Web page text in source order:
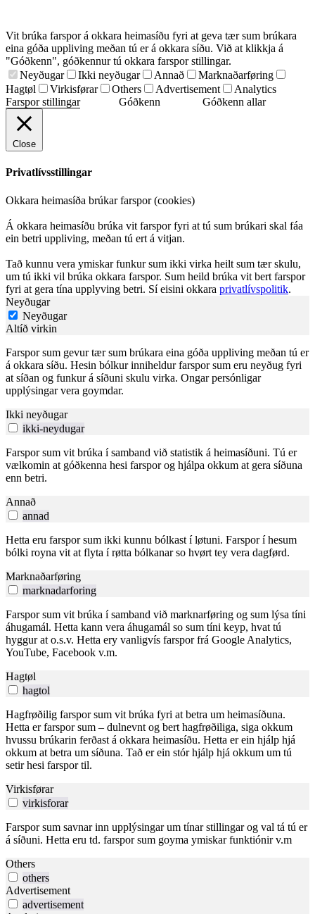
Vit brúka farspor á okkara heimasíðu fyri at geva tær sum brúkara
eina góða uppliving meðan tú er á okkara síðu. Við at klikkja á
"Góðkenn", góðkennur tú okkara farspor stillingar.
Neyðugar
Ikki neyðugar Annað
Marknaðarføring
Hagtøl
Virkisførar Others Advertisement
Analytics
Farspor stillingar
Góðkenn Góðkenn allar
Close
Privatlívsstillingar
Okkara heimasíða brúkar farspor (cookies)
Á okkara heimasíðu brúka vit farspor fyri at tú sum brúkari skal fáa
ein betri uppliving, meðan tú ert á vitjan.
Tað kunnu vera ymiskar funkur sum ikki virka heilt sum tær skulu,
um tú ikki vil brúka okkara farspor. Sum heild brúka vit bert farspor
fyri at gera tína upplyving betri. Sí eisini okkara privatlívspolitik.
Neyðugar
Neyðugar
Altíð virkin
Farspor sum gevur tær sum brúkara eina góða uppliving meðan tú er
á okkara síðu. Hesin bólkur inniheldur farspor sum eru neyðug fyri
at síðan og funkur á síðuni skulu virka. Ongar persónligar
upplýsingar vera goymdar.
Ikki neyðugar
ikki-neydugar
Farspor sum vit brúka í samband við statistik á heimasíðuni. Tú er
vælkomin at góðkenna hesi farspor og hjálpa okkum at gera síðuna
enn betri.
Annað
annad
Hetta eru farspor sum ikki kunnu bólkast í løtuni. Farspor í hesum
bólki royna vit at flyta í røtta bólkanar so hvørt tey vera dagførd.
Marknaðarføring
marknadarforing
Farspor sum vit brúka í samband við marknarføring og sum lýsa tíni
áhugamál. Hetta kann vera áhugamál so sum tíni keyp, hvat tú
hyggur at o.s.v. Hetta ery vanligvís farspor frá Google Analytics,
YouTube, Facebook v.m.
Hagtøl
hagtol
Hagfrøðilig farspor sum vit brúka fyri at betra um heimasíðuna.
Hetta er farspor sum – dulnevnt og bert hagfrøðiliga, siga okkum
hvussu brúkarin ferðast á okkara heimasíðu. Hetta er ein hjálp hjá
okkum at betra um síðuna. Tað er ein stór hjálp hjá okkum um tú
setir hesi farspor til.
Virkisførar
virkisforar
Farspor sum savnar inn upplýsingar um tínar stillingar og val tá tú er
á síðuni. Hetta eru td. farspor sum goyma ymiskar funktiónir v.m
Others
others
Advertisement
advertisement